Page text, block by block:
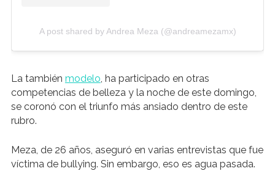
A post shared by Andrea Meza (@andreamezamx)
La también modelo, ha participado en otras
competencias de belleza y la noche de este domingo,
se coronó con el triunfo más ansiado dentro de este
rubro.
Meza, de 26 años, aseguró en varias entrevistas que fue
víctima de bullying. Sin embargo, eso es agua pasada.